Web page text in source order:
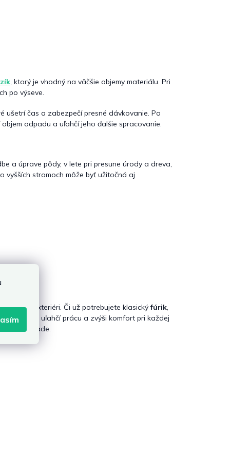
, ktorý je vhodný na väčšie objemy materiálu. Pri
po výseve.
ušetrí čas a zabezpečí presné dávkovanie. Po
objem odpadu a uľahčí jeho ďalšie spracovanie.
a úprave pôdy, v lete pri presune úrody a dreva,
vyšších stromoch môže byť užitočná aj
v exteriéri. Či už potrebujete klasickýfúrik,
voľba vám uľahčí prácu a zvýši komfort pri každej
záhrade.